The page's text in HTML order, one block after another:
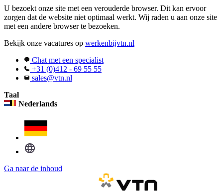
U bezoekt onze site met een verouderde browser. Dit kan ervoor
zorgen dat de website niet optimaal werkt. Wij raden u aan onze site
met een andere browser te bezoeken.
Bekijk onze vacatures op werkenbijvtn.nl
Chat met een specialist
+31 (0)412 - 69 55 55
sales@vtn.nl
Taal
Nederlands
Ga naar de inhoud